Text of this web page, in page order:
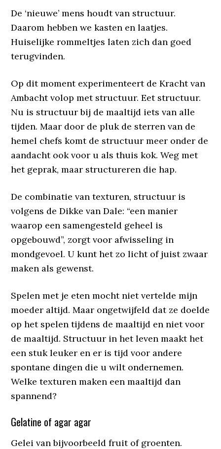
De ‘nieuwe’ mens houdt van structuur.
Daarom hebben we kasten en laatjes.
Huiselijke rommeltjes laten zich dan goed
terugvinden.
Op dit moment experimenteert de Kracht van
Ambacht volop met structuur. Eet structuur.
Nu is structuur bij de maaltijd iets van alle
tijden. Maar door de pluk de sterren van de
hemel chefs komt de structuur meer onder de
aandacht ook voor u als thuis kok. Weg met
het geprak, maar structureren die hap.
De combinatie van texturen, structuur is
volgens de Dikke van Dale: “een manier
waarop een samengesteld geheel is
opgebouwd”, zorgt voor afwisseling in
mondgevoel. U kunt het zo licht of juist zwaar
maken als gewenst.
Spelen met je eten mocht niet vertelde mijn
moeder altijd. Maar ongetwijfeld dat ze doelde
op het spelen tijdens de maaltijd en niet voor
de maaltijd. Structuur in het leven maakt het
een stuk leuker en er is tijd voor andere
spontane dingen die u wilt ondernemen.
Welke texturen maken een maaltijd dan
spannend?
Gelatine of agar agar
Gelei van bijvoorbeeld fruit of groenten.